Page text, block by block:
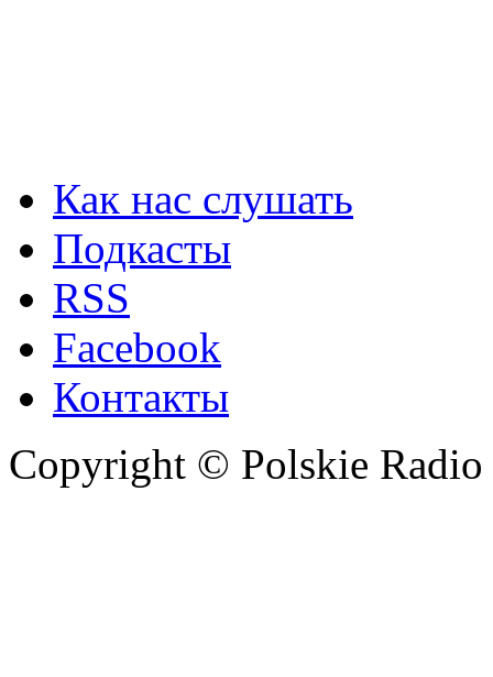
Как нас слушать
Подкасты
RSS
Facebook
Контакты
Copyright © Polskie